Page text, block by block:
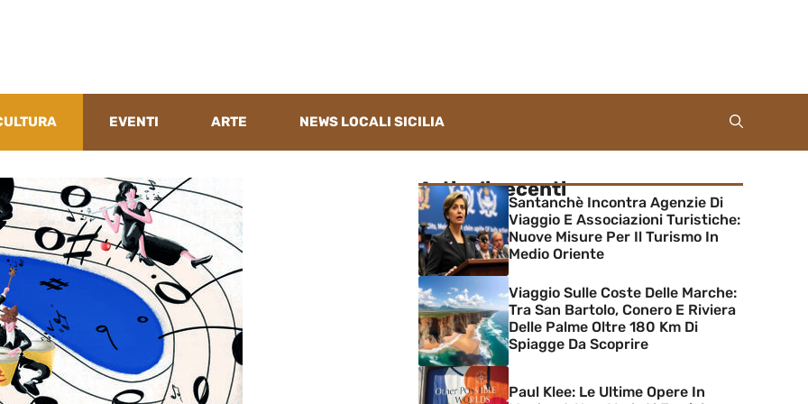
EVENTI ARTE NEWS LOCALI SICILIA
Articoli recenti
Santanchè Incontra Agenzie Di
Viaggio E Associazioni Turistiche:
Nuove Misure Per Il Turismo In
Medio Oriente
Viaggio Sulle Coste Delle Marche:
Tra San Bartolo, Conero E Riviera
Delle Palme Oltre 180 Km Di
Spiagge Da Scoprire
Paul Klee: Le Ultime Opere In